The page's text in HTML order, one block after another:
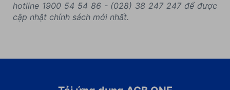
hotline 1900 54 54 86 - (028) 38 247 247 để được
cập nhật chính sách mới nhất.